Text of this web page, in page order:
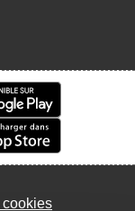
cookies